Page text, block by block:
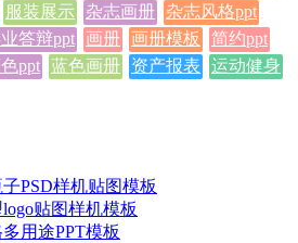
服装展示 杂志画册
杂志风格ppt
答辩ppt 画册 画册模板
简约ppt
ppt 蓝色画册 资产报表
运动健身
PSD样机贴图模板
贴图样机模板
用途PPT模板